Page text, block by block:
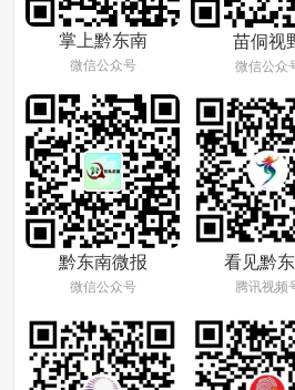
掌上黔东南
微信公众号
苗侗视
微信公众
黔东南微报
微信公众号
看见黔
腾讯视频